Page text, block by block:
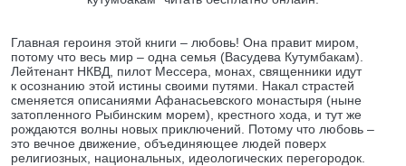
Главная героиня этой книги – любовь! Она правит миром,
потому что весь мир – одна семья (Васудева Кутумбакам).
Лейтенант НКВД, пилот Мессера, монах, священники идут
к осознанию этой истины своими путями. Накал страстей
сменяется описаниями Афанасьевского монастыря (ныне
затопленного Рыбинским морем), крестного хода, и тут же
рождаются волны новых приключений. Потому что любовь –
это вечное движение, объединяющее людей поверх
религиозных, национальных, идеологических перегородок.